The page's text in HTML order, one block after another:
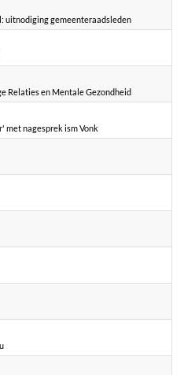
uitnodiging gemeenteraadsleden
Relaties en Mentale Gezondheid
met nagesprek ism Vonk